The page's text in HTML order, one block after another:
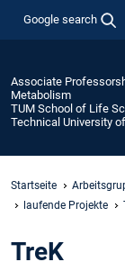
Google search
Associate
Metabolism
TUM School of Life
Technical University
Startseite
laufende Projekte
TreK